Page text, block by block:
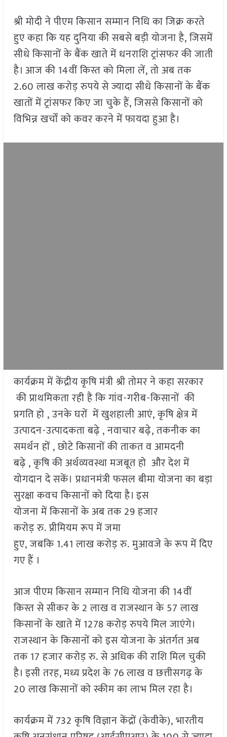
श्री मोदी ने पीएम किसान सम्मान निधि का जिक्र करते
हुए कहा कि यह दुनिया की सबसे बड़ी योजना है, जिसमें
सीधे किसानों के बैंक खाते में धनराशि ट्रांसफर की जाती
है। आज की 14वीं किस्त को मिला लें, तो अब तक
2.60 लाख करोड़ रुपये से ज्यादा सीधे किसानों के बैंक
खातों में ट्रांसफर किए जा चुके हैं, जिससे किसानों को
विभिन्न खर्चों को कवर करने में फायदा हुआ है।
​कार्यक्रम में केंद्रीय कृषि मंत्री श्री तोमर ने कहा सरकार
की प्राथमिकता रही है कि गांव-गरीब-किसानों की
प्रगति हो , उनके घरों में खुशहाली आएं, कृषि क्षेत्र में
उत्पादन-उत्पादकता बढ़े , नवाचार बढ़े, तकनीक का
समर्थन हों , छोटे किसानों की ताकत व आमदनी
बढ़े , कृषि की अर्थव्यवस्था मजबूत हो और देश में
योगदान दे सकें। प्रधानमंत्री फसल बीमा योजना का बड़ा
सुरक्षा कवच किसानों को दिया है। इस
योजना में किसानों के अब तक 29 हजार
करोड़ रु. प्रीमियम रूप में जमा
हुए, जबकि 1.41 लाख करोड़ रु. मुआवजे के रूप में दिए
गए हैं ।
आज पीएम किसान सम्मान निधि योजना की 14वीं
किस्त से सीकर के 2 लाख व राजस्थान के 57 लाख
किसानों के खाते में 1278 करोड़ रुपये मिल जाएंगे।
राजस्थान के किसानों को इस योजना के अंतर्गत अब
तक 17 हजार करोड़ रु. से अधिक की राशि मिल चुकी
है। इसी तरह, मध्य प्रदेश के 76 लाख व छत्तीसगढ़ के
20 लाख किसानों को स्कीम का लाभ मिल रहा है।
कार्यक्रम में 732 कृषि विज्ञान केंद्रों (केवीके), भारतीय